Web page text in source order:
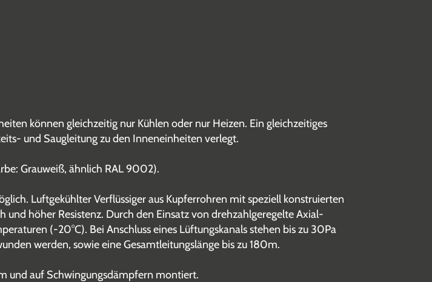
können gleichzeitig nur Kühlen oder nur Heizen. Ein gleichzeitiges
und Saugleitung zu den Inneneinheiten verlegt.
Grauweiß, ähnlich RAL 9002).
Luftgekühlter Verflüssiger aus Kupferrohren mit speziell konstruierten
höher Resistenz. Durch den Einsatz von drehzahlgeregelte Axial-
(-20°C). Bei Anschluss eines Lüftungskanals stehen bis zu 30Pa
werden, sowie eine Gesamtleitungslänge bis zu 180m.
und auf Schwingungsdämpfern montiert.